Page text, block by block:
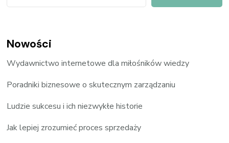
Nowości
Wydawnictwo internetowe dla miłośników wiedzy
Poradniki biznesowe o skutecznym zarządzaniu
Ludzie sukcesu i ich niezwykłe historie
Jak lepiej zrozumieć proces sprzedaży